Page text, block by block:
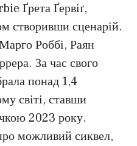
Ґрета Ґервіґ,
створивши сценарій.
Роббі, Раян
За час свого
понад 1,4
світі, ставши
2023 року.
можливий сиквел,